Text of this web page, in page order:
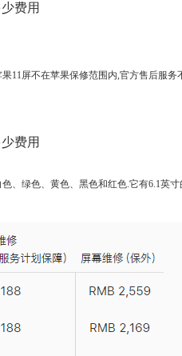
费用
11屏不在苹果保修范围内,官方售后服务
费用
、绿色、黄色、黑色和红色.它有6.1英